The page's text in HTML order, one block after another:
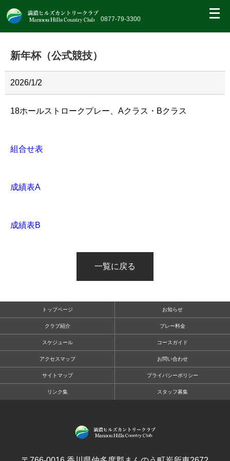
0877-79-3300
繝｡
繝
帝
新年杯（公式競技）
2026/1/2
18ホールストロークプレー、Aクラス・Bクラス
組合せ表
成績表A
成績表B
一覧に戻る
トップページ お知らせ
クラブ紹介 プレー料金
スケジュール コースガイド
アクセスマップ お問い合わせ
サイトマップ プライバシーポリシー
リンク集 スタッフ募集